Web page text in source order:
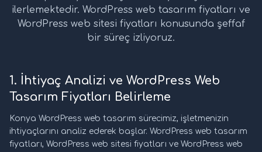
ilerlemektedir. WordPress web tasarım fiyatları ve
WordPress web sitesi fiyatları konusunda şeffaf
bir süreç izliyoruz.
1. İhtiyaç Analizi ve WordPress Web
Tasarım Fiyatları Belirleme
Konya WordPress web tasarım sürecimiz, işletmenizin
ihtiyaçlarını analiz ederek başlar. WordPress web tasarım
fiyatları, WordPress web sitesi fiyatları ve WordPress web